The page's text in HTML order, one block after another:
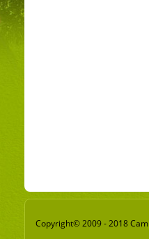
Copyright© 2009 - 2018